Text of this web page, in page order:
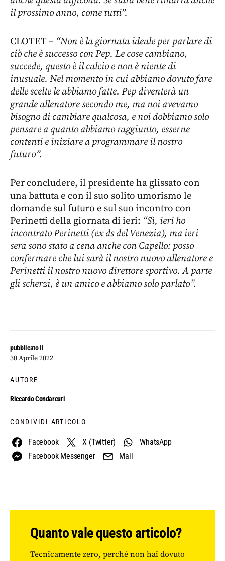
pubblicato il
30 Aprile 2022
AUTORE
Riccardo Condarcuri
CONDIVIDI ARTICOLO
Facebook X (Twitter)
WhatsApp
Facebook Messenger
Mail
il prossimo anno, come tutti”.
CLOTET – “Non è la giornata ideale per parlare di
ciò che è successo con Pep. Le cose cambiano,
succede, questo è il calcio e non è niente di
inusuale. Nel momento in cui abbiamo dovuto fare
delle scelte le abbiamo fatte. Pep diventerà un
grande allenatore secondo me, ma noi avevamo
bisogno di cambiare qualcosa, e noi dobbiamo solo
pensare a quanto abbiamo raggiunto, esserne
contenti e iniziare a programmare il nostro
futuro”.
Per concludere, il presidente ha glissato con
una battuta e con il suo solito umorismo le
domande sul futuro e sul suo incontro con
Perinetti della giornata di ieri: “Sì, ieri ho
incontrato Perinetti (ex ds del Venezia), ma ieri
sera sono stato a cena anche con Capello: posso
confermare che lui sarà il nostro nuovo allenatore e
Perinetti il nostro nuovo direttore sportivo. A parte
gli scherzi, è un amico e abbiamo solo parlato”.
Quanto vale questo articolo?
Tecnicamente zero, perché non hai dovuto